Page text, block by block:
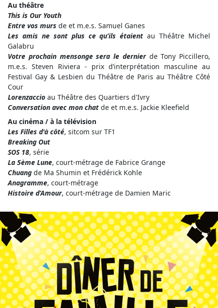
Au théâtre
This is Our Youth
Entre vos murs de et m.e.s. Samuel Ganes
Les amis ne sont plus ce qu’ils étaient au Théâtre Michel
Galabru
Votre prochain mensonge sera le dernierde Tony Piccillero,
m.e.s. Steven Riviera - prix d’interprétation masculine au
Festival Gay & Lesbien du Théâtre de Paris au Théâtre Côté
Cour
Lorenzaccio au Théâtre des Quartiers d'Ivry
Conversation avec mon chat de et m.e.s. Jackie Kleefield
Au cinéma / à la télévision
Les Filles d'à côté, sitcom sur TF1
Breaking Out
SOS 18, série
La 5ème Lune, court-métrage de Fabrice Grange
Chuang de Ma Shumin et Frédérick Kohle
Anagramme, court-métrage
Histoire d’Amour, court-métrage de Damien Maric